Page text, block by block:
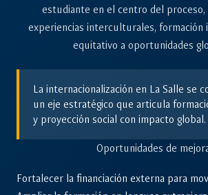
estudiante en el centro del proceso,
experiencias interculturales, formación
equitativo a oportunidades
La internacionalización en La Salle se
un eje estratégico que articula
y proyección social con impacto global.
Oportunidades de
Fortalecer la financiación externa para